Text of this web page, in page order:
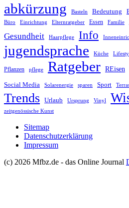
abkürzung Basteln Bedeutung
Büro
Einrichtung Elternratgeber Essen Familie
Gesundheit Haarpflege Info
jugendsprache
Küche
Pflanzen pflege Ratgeber REisen
Social Media Solarenergie sparen Sport
Trends Urlaub Ursprung Vinyl
zeitgenössische Kunst
Sitemap
Datenschutzerklärung
Impressum
(c) 2026 Mfbz.de - das Online Journal